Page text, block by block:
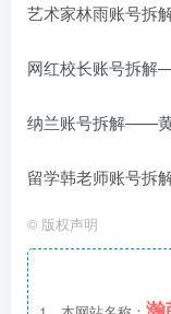
艺术家林雨账号
网红校长账号拆
纳兰账号拆解——
留学韩老师账号
© 版权声明